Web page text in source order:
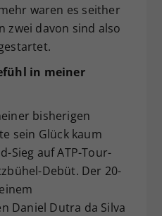
waren es seither
zwei davon sind also
in meiner
bisherigen
sein Glück kaum
Sieg auf ATP-Tour-
Debüt. Der 20-
Daniel Dutra da Silva